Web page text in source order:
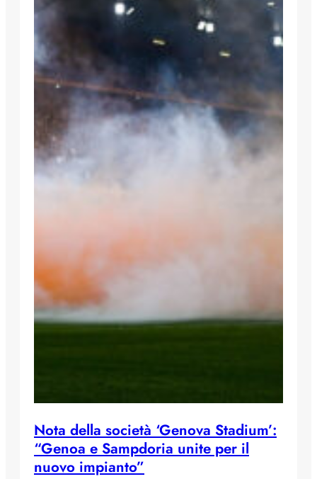
Nota della società ‘Genova Stadium’:
“Genoa e Sampdoria unite per il
nuovo impianto”